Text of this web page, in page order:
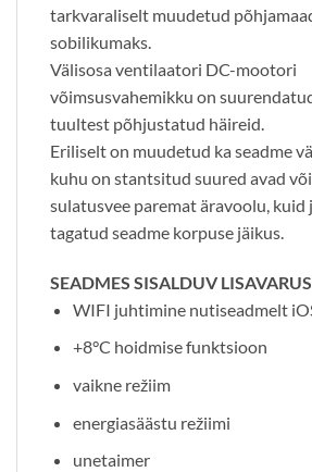
tarkvaraliselt muudetud
sobilikumaks.
Välisosa ventilaatori DC-mootori
võimsusvahemikku on
tuultest põhjustatud häireid.
Eriliselt on muudetud ka seadme
kuhu on stantsitud suured avad
sulatusvee paremat äravoolu,
tagatud seadme korpuse jäikus.
SEADMES SISALDUV
WIFI juhtimine nutiseadmelt
+8°C hoidmise funktsioon
vaikne režiim
energiasäästu režiimi
unetaimer